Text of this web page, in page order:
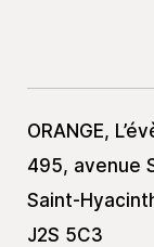
ORANGE,
495, avenue
Saint-
J2S 5C3